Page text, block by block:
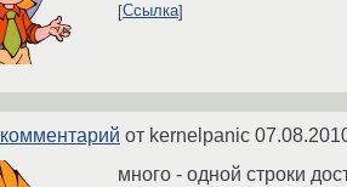
Ссылка
комментарий от kernelpanic
много - одной строки